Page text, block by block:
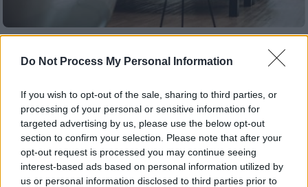
Do Not Process My Personal Information
If you wish to opt-out of the sale, sharing to third parties, or
processing of your personal or sensitive information for
targeted advertising by us, please use the below opt-out
section to confirm your selection. Please note that after your
opt-out request is processed you may continue seeing
interest-based ads based on personal information utilized by
us or personal information disclosed to third parties prior to
«Μαύρο» καλοκαίρι για τους
Απώλειες 10 δισ. ευρώ
Τεράστιες απώλειες καταγράφουν τα
ξενοδοχεία, λόγω ακυρώσεων στις
κρατήσεις, τα οποία υπολογίζονται ότι θα
χάσουν 4 δισ. ευρώ